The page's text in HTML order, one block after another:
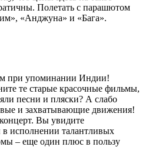
Полетать с парашютом
«Анджуна» и «Бага».
при упоминании Индии!
те старые красочные фильмы,
песни и пляски? А слабо
и захватывающие движения!
Вы увидите
в исполнении талантливых
– еще один плюс в пользу